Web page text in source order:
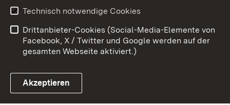
Link zum Landesportal
Kontakt
Impressum
Cookies
Technisch notwendige Cookies
Drittanbieter-Cookies (Social-Media-Elemente von
Facebook, X / Twitter und Google werden auf der
gesamten Webseite aktiviert.)
Akzeptieren